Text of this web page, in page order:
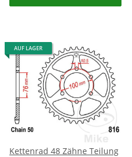
AUF LAGER
Kettenrad 48 Zähne Teilung